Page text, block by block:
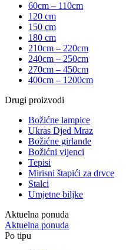
60cm – 110cm
120 cm
150 cm
180 cm
210cm – 220cm
240cm – 250cm
270cm – 450cm
400cm – 1200cm
Drugi proizvodi
Božićne lampice
Ukras Djed Mraz
Božićne girlande
Božićni vijenci
Tepisi
Mirisni štapići za drvce
Stalci
Umjetne biljke
Aktuelna ponuda
Aktuelna ponuda
Po tipu